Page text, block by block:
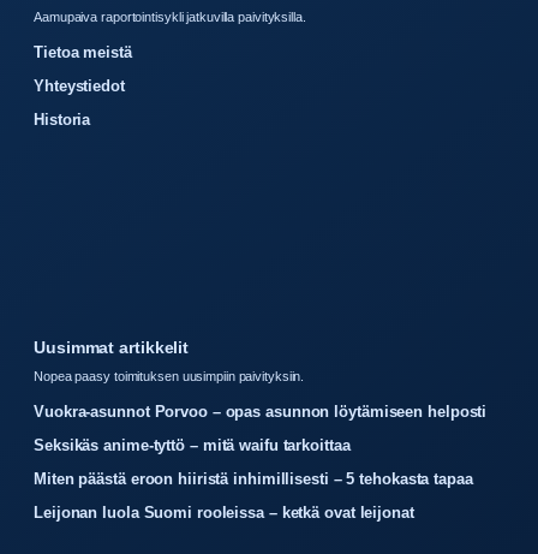
Aamupaiva raportointisykli jatkuvilla paivityksilla.
Tietoa meistä
Yhteystiedot
Historia
Uusimmat artikkelit
Nopea paasy toimituksen uusimpiin paivityksiin.
Vuokra-asunnot Porvoo – opas asunnon löytämiseen helposti
Seksikäs anime-tyttö – mitä waifu tarkoittaa
Miten päästä eroon hiiristä inhimillisesti – 5 tehokasta tapaa
Leijonan luola Suomi rooleissa – ketkä ovat leijonat